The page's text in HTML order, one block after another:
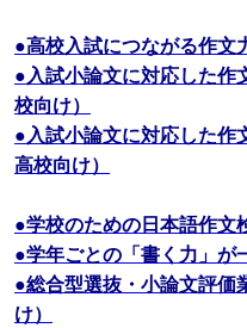
●高校入試につながる作文
●入試小論文に対応した作
校向け）
●入試小論文に対応した作
高校向け）
●学校のための日本語作文
●学年ごとの「書く力」が
●総合型選抜・小論文評価
け）